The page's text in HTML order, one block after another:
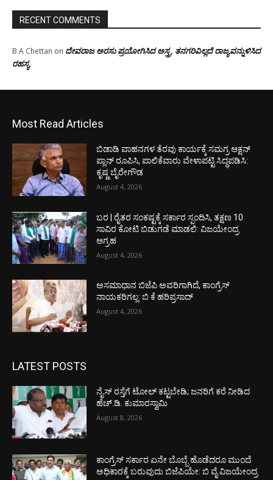
RECENT COMMENTS
B A Chettan on ದೇವರಾಜ ಅರಸು ಪ್ರಯೋಗಿಸಿದ ಅಸ್ತ್ರ, ತನಗರಿವಿಲ್ಲದೆ ರಾಜ್ಯವನ್ನುಳಿಸಿದ
ರಹಸ್ಯ
Most Read Articles
ಬಿಡಾಡಿ ವಾಹನಗಳ ತೆರವು ಕಾರ್ಯಕ್ಕೆ ಸಮಗ್ರ ಆಕ್ಷನ್
ಪ್ಲಾನ್ ರೂಪಿಸಿ, ಪಾಲಿಕೆವಾರು ವೇಳಾಪಟ್ಟಿ ಸಿದ್ಧಪಡಿಸಿ:
ಕೃಷ್ಣ ಬೈರೇಗೌಡ
August 4, 2026
ಬರ | ರೈತರ ಸಂಕಷ್ಟಕ್ಕೆ ಸರ್ಕಾರ ಸ್ಪಂದಿಸಿ, ತಕ್ಷಣ 10
ಸಾವಿರ ಕೋಟಿ ಬಿಡುಗಡೆ ಮಾಡಲಿ: ವಿಜಯೇಂದ್ರ
ಆಗ್ರಹ
August 4, 2026
ಅಸಮಾಧಾನ ಬಿಜೆಪಿ ಅವರಿಗಾಗಿದೆ, ಕಾಂಗ್ರೆಸ್
ನಾಯಕರಿಗಲ್ಲ: ಬಿ ಕೆ ಹರಿಪ್ರಸಾದ್
August 4, 2026
LATEST POSTS
ನೈಸ್ ರಸ್ತೆಗೆ ಟೋಲ್ ಕಟ್ಟಬೇಡಿ; ಜನರಿಗೆ ಕರೆ ನೀಡಿದ
ಹೆಚ್.ಡಿ. ಕುಮಾರಸ್ವಾಮಿ
August 8, 2026
ಕಾಂಗ್ರೆಸ್ ಸರ್ಕಾರ ಏನೇ ಬೊಬ್ಬೆ ಹೊಡೆದರೂ ಮುಂದೆ
ಅಧಿಕಾರಕ್ಕೆ ಬರುವುದು ಬಿಜೆಪಿಯೇ: ಬಿ ವೈ ವಿಜಯೇಂದ್ರ